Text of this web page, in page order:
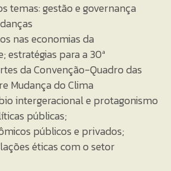
temas: gestão e governança
nas economias da
estratégias para a 30ª
da Convenção-Quadro das
Mudança do Clima
intergeracional e protagonismo
públicas;
públicos e privados;
éticas com o setor